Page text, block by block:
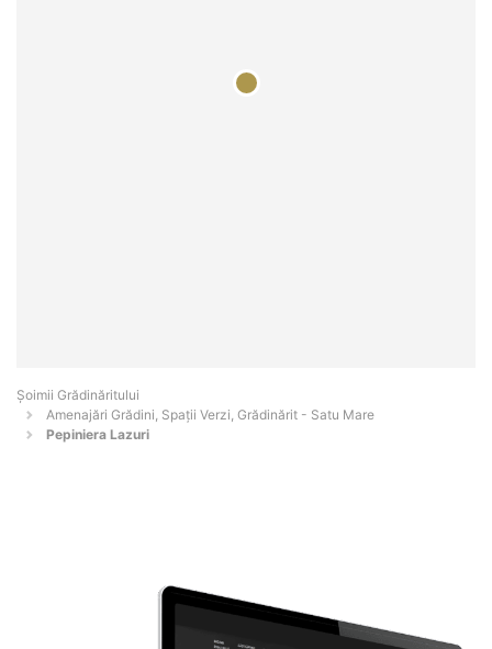
Șoimii Grădinăritului
Amenajări Grădini, Spații Verzi, Grădinărit - Satu Mare
Pepiniera Lazuri